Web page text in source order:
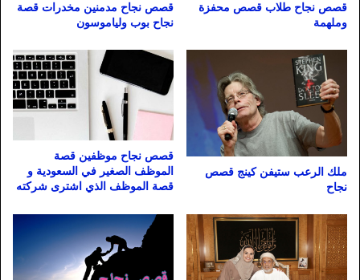
قصص نجاح طلاب قصص محفزة
وملهمة
قصص نجاح مدمنين مخدرات قصة
نجاح بوب ولياموسون
ملك الرعب ستيفن كينج قصص
نجاح
قصص نجاح موظفين قصة
الموظف الصغير في السعودية و
قصة الموظف الذي اشترى شركته